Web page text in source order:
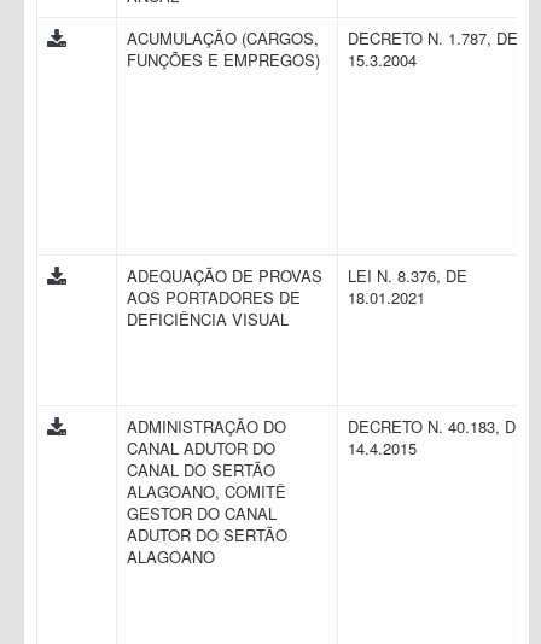
ACUMULAÇÃO (CARGOS,
FUNÇÕES E EMPREGOS)
DECRETO N. 1.787, DE
15.3.2004
ADEQUAÇÃO DE PROVAS
AOS PORTADORES DE
DEFICIÊNCIA VISUAL
LEI N. 8.376, DE
18.01.2021
ADMINISTRAÇÃO DO
CANAL ADUTOR DO
CANAL DO SERTÃO
ALAGOANO, COMITÊ
GESTOR DO CANAL
ADUTOR DO SERTÃO
ALAGOANO
DECRETO N. 40.183, DE
14.4.2015